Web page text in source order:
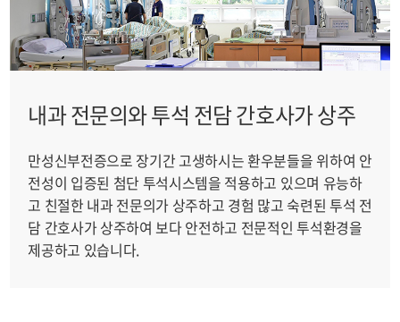
내과 전문의와 투석 전담 간호사가 상주
만성신부전증으로 장기간 고생하시는 환우분들을 위하여 안
전성이 입증된 첨단 투석시스템을 적용하고 있으며 유능하
고 친절한 내과 전문의가 상주하고 경험 많고 숙련된 투석 전
담 간호사가 상주하여 보다 안전하고 전문적인 투석환경을
제공하고 있습니다.